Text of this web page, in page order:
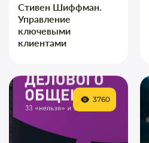
Стивен Шиффман.
Управление
ключевыми
клиентами
3760